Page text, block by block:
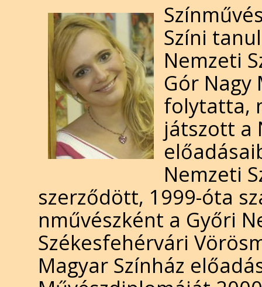
Szí­ni
Nemzeti
Gór Nagy
folytatta,
játszott a
Nemzeti
szerződött, 1999-óta
nművészként a Győri
Székesfehérvári
Magyar Színház